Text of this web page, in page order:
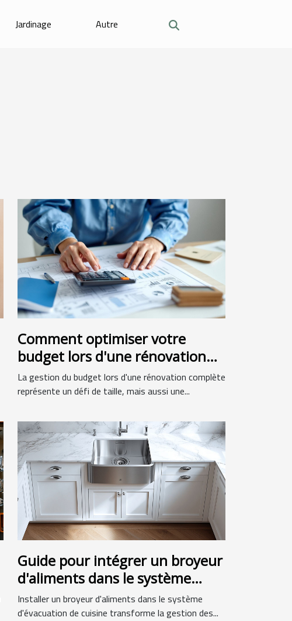
Jardinage Autre
Comment optimiser votre
budget lors d'une rénovation
complète ?
La gestion du budget lors d'une rénovation complète
représente un défi de taille, mais aussi une...
Guide pour intégrer un broyeur
d'aliments dans le système
d'évacuation de cuisine
Installer un broyeur d'aliments dans le système
d'évacuation de cuisine transforme la gestion des...